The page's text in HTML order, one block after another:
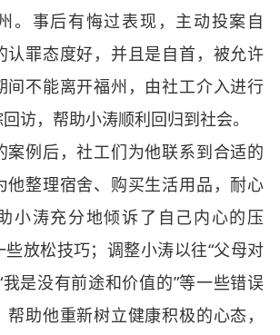
。事后有悔过表现，主动投案自
认罪态度好，并且是自首，被允许
间不能离开福州，由社工介入进行
访，帮助小涛顺利回归到社会。
例后，社工们为他联系到合适的
他整理宿舍、购买生活用品，耐心
小涛充分地倾诉了自己内心的压
放松技巧；调整小涛以往“父母对
我是没有前途和价值的”等一些错误
助他重新树立健康积极的心态，